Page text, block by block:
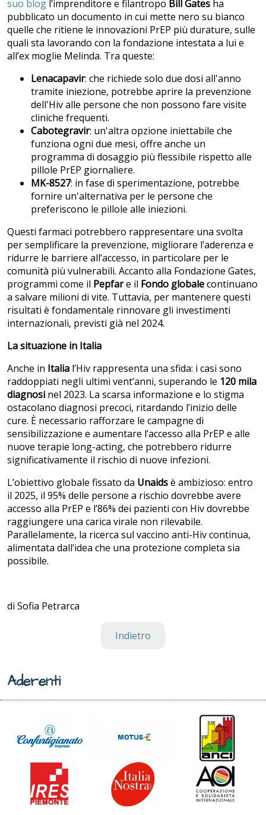
suo blog l’imprenditore e filantropo Bill Gates ha
pubblicato un documento in cui mette nero su bianco
quelle che ritiene le innovazioni PrEP più durature, sulle
quali sta lavorando con la fondazione intestata a lui e
all’ex moglie Melinda. Tra queste:
Lenacapavir: che richiede solo due dosi all'anno
tramite iniezione, potrebbe aprire la prevenzione
dell'Hiv alle persone che non possono fare visite
cliniche frequenti.
Cabotegravir: un'altra opzione iniettabile che
funziona ogni due mesi, offre anche un
programma di dosaggio più flessibile rispetto alle
pillole PrEP giornaliere.
MK-8527: in fase di sperimentazione, potrebbe
fornire un'alternativa per le persone che
preferiscono le pillole alle iniezioni.
Questi farmaci potrebbero rappresentare una svolta
per semplificare la prevenzione, migliorare l’aderenza e
ridurre le barriere all’accesso, in particolare per le
comunità più vulnerabili. Accanto alla Fondazione Gates,
programmi come il Pepfare il Fondo globalecontinuano
a salvare milioni di vite. Tuttavia, per mantenere questi
risultati è fondamentale rinnovare gli investimenti
internazionali, previsti già nel 2024.
La situazione in Italia
Anche in Italia l’Hiv rappresenta una sfida: i casi sono
raddoppiati negli ultimi vent’anni, superando le 120 mila
diagnosi nel 2023. La scarsa informazione e lo stigma
ostacolano diagnosi precoci, ritardando l’inizio delle
cure. È necessario rafforzare le campagne di
sensibilizzazione e aumentare l’accesso alla PrEP e alle
nuove terapie long-acting, che potrebbero ridurre
significativamente il rischio di nuove infezioni.
L’obiettivo globale fissato da Unaidsè ambizioso: entro
il 2025, il 95% delle persone a rischio dovrebbe avere
accesso alla PrEP e l’86% dei pazienti con Hiv dovrebbe
raggiungere una carica virale non rilevabile.
Parallelamente, la ricerca sul vaccino anti-Hiv continua,
alimentata dall’idea che una protezione completa sia
possibile.
di Sofia Petrarca
Indietro
Aderenti